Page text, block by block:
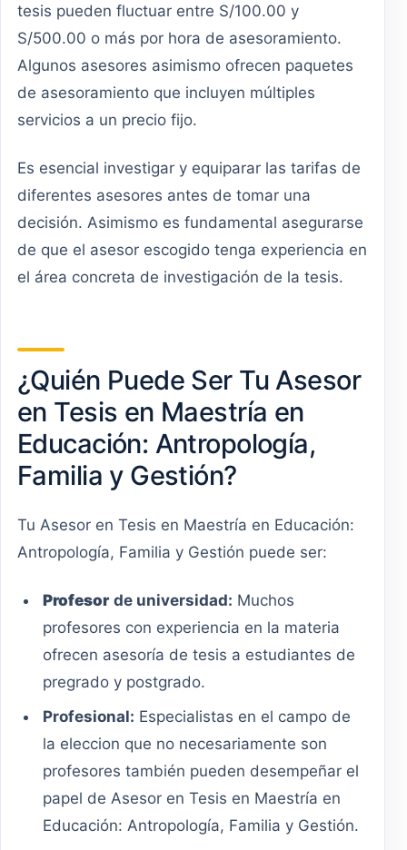
tesis pueden fluctuar entre S/100.00 y
S/500.00 o más por hora de asesoramiento.
Algunos asesores asimismo ofrecen paquetes
de asesoramiento que incluyen múltiples
servicios a un precio fijo.
Es esencial investigar y equiparar las tarifas de
diferentes asesores antes de tomar una
decisión. Asimismo es fundamental asegurarse
de que el asesor escogido tenga experiencia en
el área concreta de investigación de la tesis.
¿Quién Puede Ser Tu Asesor
en Tesis en Maestría en
Educación: Antropología,
Familia y Gestión?
Tu Asesor en Tesis en Maestría en Educación:
Antropología, Familia y Gestión puede ser:
Profesor de universidad: Muchos
profesores con experiencia en la materia
ofrecen asesoría de tesis a estudiantes de
pregrado y postgrado.
Profesional: Especialistas en el campo de
la eleccion que no necesariamente son
profesores también pueden desempeñar el
papel de Asesor en Tesis en Maestría en
Educación: Antropología, Familia y Gestión.